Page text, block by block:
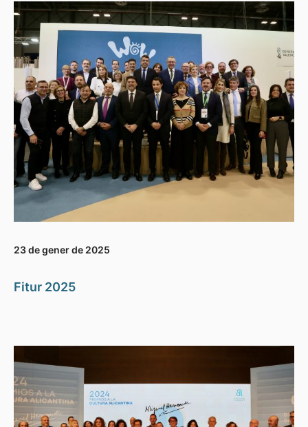
23 de gener de 2025
Fitur 2025